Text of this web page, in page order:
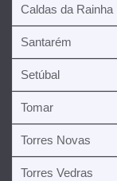
Caldas da Rainha
Santarém
Setúbal
Tomar
Torres Novas
Torres Vedras